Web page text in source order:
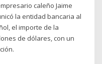
caleño Jaime
la entidad bancaria al
el importe de la
de dólares, con un